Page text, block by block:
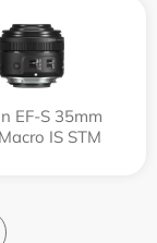
EF-S 35mm
IS STM